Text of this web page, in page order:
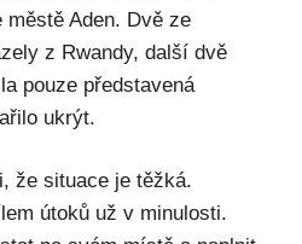
Aden. Dvě ze
z Rwandy, další dvě
pouze představená
ukrýt.
že situace je těžká.
útoků už v minulosti.